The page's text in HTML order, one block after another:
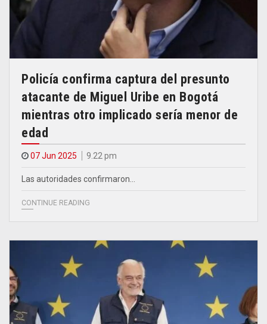
Policía confirma captura del presunto
atacante de Miguel Uribe en Bogotá
mientras otro implicado sería menor de
edad
07 Jun 2025 9.22 pm
Las autoridades confirmaron…
CONTINUE READING